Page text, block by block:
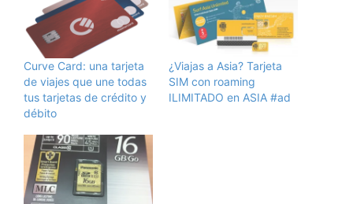
Curve Card: una tarjeta
de viajes que une todas
tus tarjetas de crédito y
débito
¿Viajas a Asia? Tarjeta
SIM con roaming
ILIMITADO en ASIA #ad